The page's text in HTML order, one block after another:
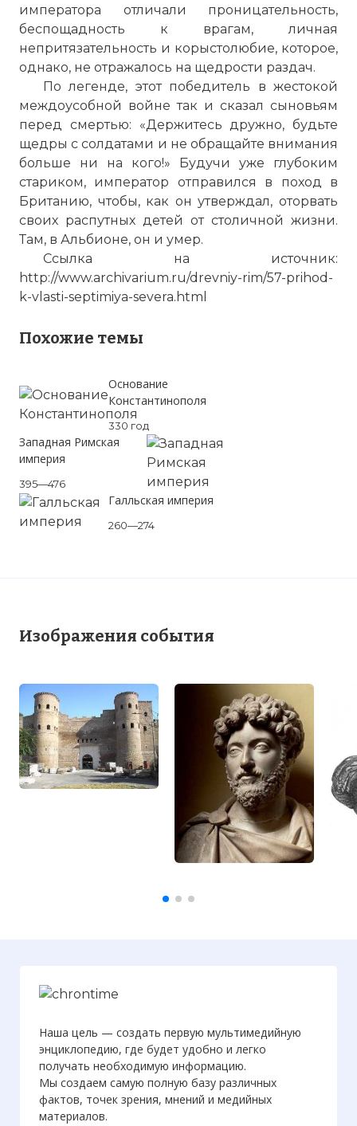
императора отличали проницательность,
беспощадность к врагам, личная
непритязательность и корыстолюбие, которое,
однако, не отражалось на щедрости раздач.
По легенде, этот победитель в жестокой
междоусобной войне так и сказал сыновьям
перед смертью: «Держитесь дружно, будьте
щедры с солдатами и не обращайте внимания
больше ни на кого!» Будучи уже глубоким
стариком, император отправился в поход в
Британию, чтобы, как он утверждал, оторвать
своих распутных детей от столичной жизни.
Там, в Альбионе, он и умер.
Ссылка на источник:
http://www.archivarium.ru/drevniy-rim/57-prihod-
k-vlasti-septimiya-severa.html
Похожие темы
Основание
Константинополя
330 год
Западная Римская
империя
395—476
Галльская империя
260—274
Изображения события
Вернуться в статью:
Гражданская война в
Римской империи
Наша цель — создать первую мультимедийную
энциклопедию, где будет удобно и легко
получать необходимую информацию.
Мы создаем самую полную базу различных
фактов, точек зрения, мнений и медийных
материалов.